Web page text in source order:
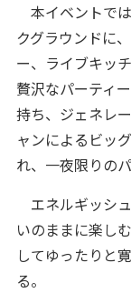
本イベントで
クグラウンドに
ー、ライブキッ
贅沢なパーティ
持ち、ジェネレ
ャンによるビッ
れ、一夜限りの
エネルギッシ
いのままに楽し
してゆったりと
る。